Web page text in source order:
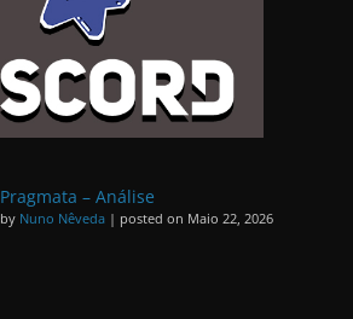
Pragmata – Análise
by Nuno Nêveda | posted on Maio 22, 2026